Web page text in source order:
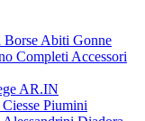
Borse Abiti Gonne
Completi Accessori
AR.IN
Ciesse Piumini